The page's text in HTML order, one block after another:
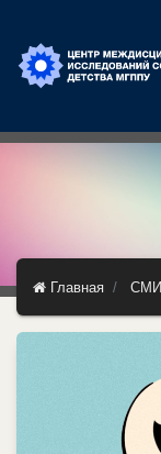
Главная СМИ